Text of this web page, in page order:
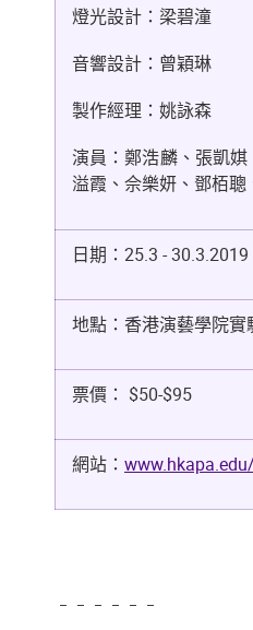
燈光設計：梁碧潼
音響設計：曾穎琳
製作經理：姚詠森
演員：鄭浩麟、張凱
溢霞、佘樂妍、鄧栢
日期：25.3 -
地點：香港演藝學院實
票價： $50-$95
網站：
﹣﹣﹣﹣﹣﹣